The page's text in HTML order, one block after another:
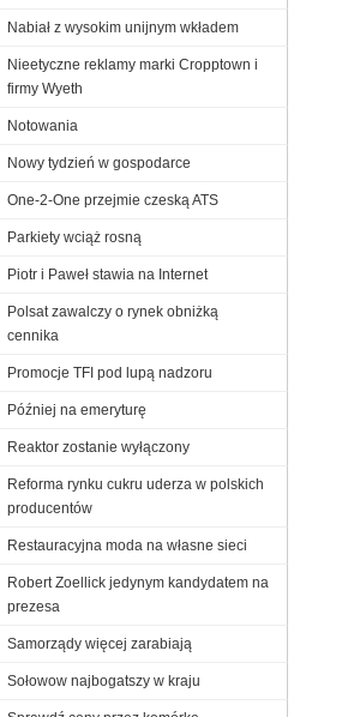
Nabiał z wysokim unijnym wkładem
Nieetyczne reklamy marki Cropptown i
firmy Wyeth
Notowania
Nowy tydzień w gospodarce
One-2-One przejmie czeską ATS
Parkiety wciąż rosną
Piotr i Paweł stawia na Internet
Polsat zawalczy o rynek obniżką
cennika
Promocje TFI pod lupą nadzoru
Później na emeryturę
Reaktor zostanie wyłączony
Reforma rynku cukru uderza w polskich
producentów
Restauracyjna moda na własne sieci
Robert Zoellick jedynym kandydatem na
prezesa
Samorządy więcej zarabiają
Sołowow najbogatszy w kraju